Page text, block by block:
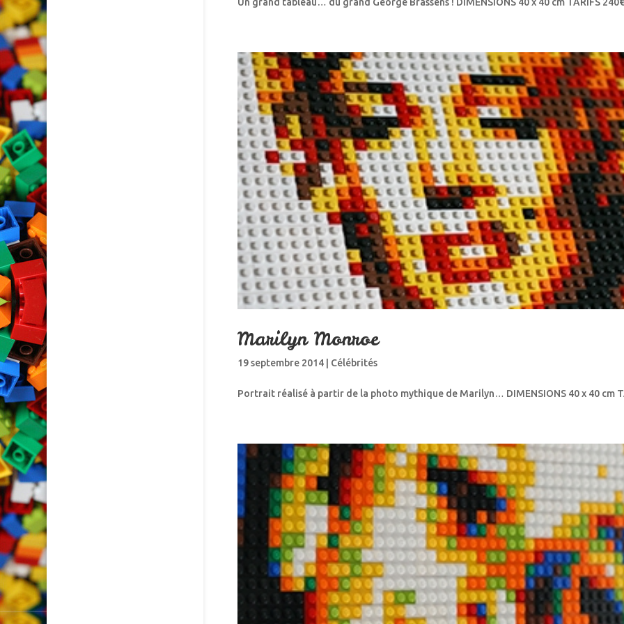
Marilyn Monroe
19 septembre 2014 Célébrités
Portrait réalisé à partir de la photo mythique de Marilyn… DIMENSIONS 40 x 40 cm